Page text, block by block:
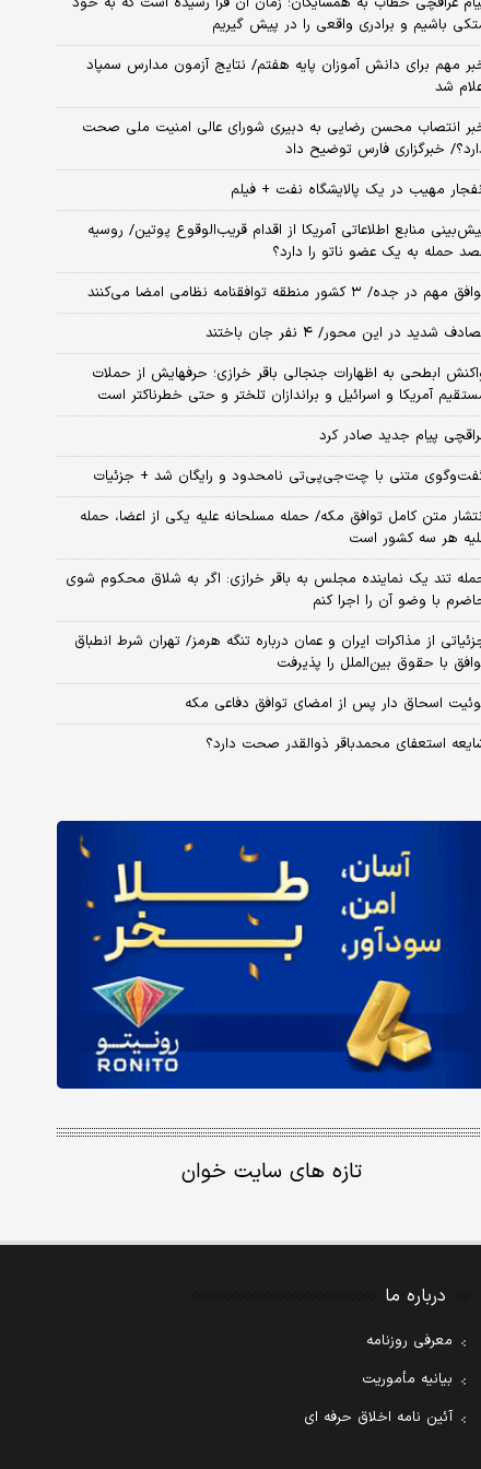
باشیم و برادری واقعی را در پیش گیریم
مهم برای دانش آموزان پایه هفتم/ نتایج آزمون مدارس سمپاد
شد
انتصاب محسن رضایی به دبیری شورای عالی امنیت ملی صحت
خبرگزاری فارس توضیح داد
مهیب در یک پالایشگاه نفت + فیلم
منابع اطلاعاتی آمریکا از اقدام قریب‌الوقوع پوتین/ روسیه
حمله به یک عضو ناتو را دارد؟
مهم در جده/ ۳ کشور منطقه توافقنامه نظامی امضا می‌کنند
شدید در این محور/ ۴ نفر جان باختند
ابطحی به اظهارات جنجالی باقر خرازی؛ حرفهایش از حملات
آمریکا و اسرائیل و براندازان تلختر و حتی خطرناکتر است
پیام جدید صادر کرد
متنی با چت‌جی‌پی‌تی نامحدود و رایگان شد + جزئیات
متن کامل توافق مکه/ حمله مسلحانه علیه یکی از اعضا، حمله
هر سه کشور است
تند یک نماینده مجلس به باقر خرازی: اگر به شلاق محکوم شوی
با وضو آن را اجرا کنم
از مذاکرات ایران و عمان درباره تنگه هرمز/ تهران شرط انطباق
با حقوق بین‌الملل را پذیرفت
اسحاق دار پس از امضای توافق دفاعی مکه
استعفای محمدباقر ذوالقدر صحت دارد؟
تازه های سایت خوان
درباره ما
معرفی روزنامه
بیانیه مأموریت
آئین نامه اخلاق حرفه ای